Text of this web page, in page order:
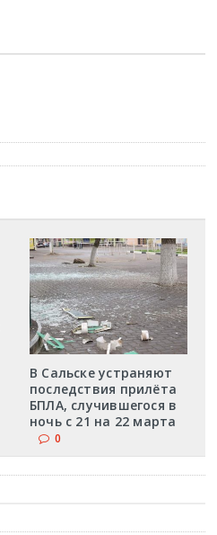
В Сальске устраняют
последствия прилёта
БПЛА, случившегося в
ночь с 21 на 22 марта
0